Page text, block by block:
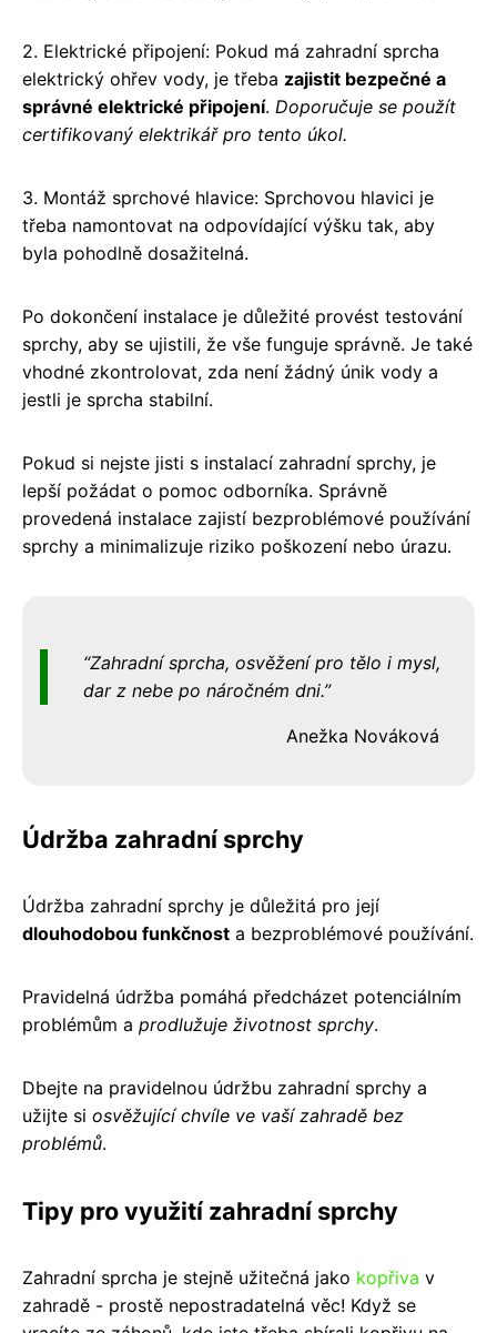
2. Elektrické připojení: Pokud má zahradní sprcha
elektrický ohřev vody, je třeba zajistit bezpečné a
správné elektrické připojení. Doporučuje se použít
certifikovaný elektrikář pro tento úkol.
3. Montáž sprchové hlavice: Sprchovou hlavici je
třeba namontovat na odpovídající výšku tak, aby
byla pohodlně dosažitelná.
Po dokončení instalace je důležité provést testování
sprchy, aby se ujistili, že vše funguje správně. Je také
vhodné zkontrolovat, zda není žádný únik vody a
jestli je sprcha stabilní.
Pokud si nejste jisti s instalací zahradní sprchy, je
lepší požádat o pomoc odborníka. Správně
provedená instalace zajistí bezproblémové používání
sprchy a minimalizuje riziko poškození nebo úrazu.
Zahradní sprcha, osvěžení pro tělo i mysl,
dar z nebe po náročném dni.
Anežka Nováková
Údržba zahradní sprchy
Údržba zahradní sprchy je důležitá pro její
dlouhodobou funkčnost a bezproblémové používání.
Pravidelná údržba pomáhá předcházet potenciálním
problémům a prodlužuje životnost sprchy.
Dbejte na pravidelnou údržbu zahradní sprchy a
užijte si osvěžující chvíle ve vaší zahradě bez
problémů.
Tipy pro využití zahradní sprchy
Zahradní sprcha je stejně užitečná jako kopřiva v
zahradě - prostě nepostradatelná věc! Když se